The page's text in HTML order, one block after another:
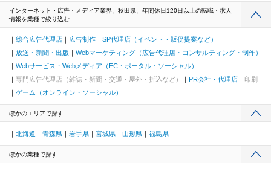
インターネット・広告・メディア業界、秋田県、年間休日120日以上の転職・求人
情報を業種で絞り込む
総合広告代理店 広告制作
SP代理店（イベント・販促提案など）
放送・新聞・出版
Webマーケティング（広告代理店・コンサルティング・制作）
Webサービス・Webメディア（EC・ポータル・ソーシャル）
専門広告代理店（雑誌・新聞・交通・屋外・折込など）
PR会社・代理店
印刷
ゲーム（オンライン・ソーシャル）
ほかのエリアで探す
北海道 青森県 岩手県 宮城県 山形県 福島県
ほかの業種で探す